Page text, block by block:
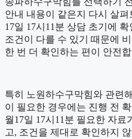
안내 내용이 같은지 다시 살펴
17일 17시11분 상담 초기에
조건이 다를 수 있기 때문에
한 번 더 확인하는 편이 안전
특히 노원하수구막힘와 관련
이 필요한 경우에는 진행 전
월17일 17시11분 필요한 자
고, 조건을 제대로 확인하지